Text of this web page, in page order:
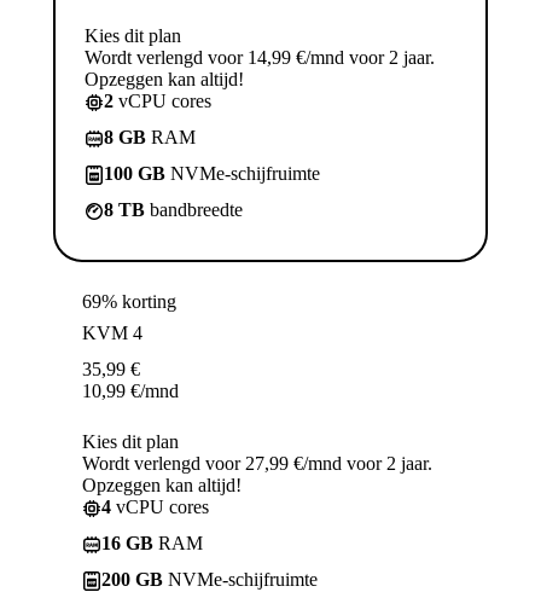
Kies dit plan
Wordt verlengd voor 14,99 €/mnd voor 2 jaar.
Opzeggen kan altijd!
2 vCPU cores
8 GB RAM
100 GB NVMe-schijfruimte
8 TB bandbreedte
69% korting
KVM 4
35,99 €
10,99 €/mnd
Kies dit plan
Wordt verlengd voor 27,99 €/mnd voor 2 jaar.
Opzeggen kan altijd!
4 vCPU cores
16 GB RAM
200 GB NVMe-schijfruimte